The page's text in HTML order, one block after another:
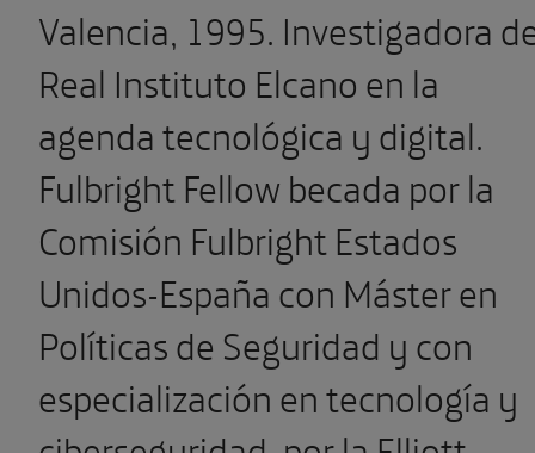
Valencia, 1995. Investigadora
Real Instituto Elcano en la
agenda tecnológica y digital.
Fulbright Fellow becada por la
Comisión Fulbright Estados
Unidos-España con Máster en
Políticas de Seguridad y con
especialización en tecnología y